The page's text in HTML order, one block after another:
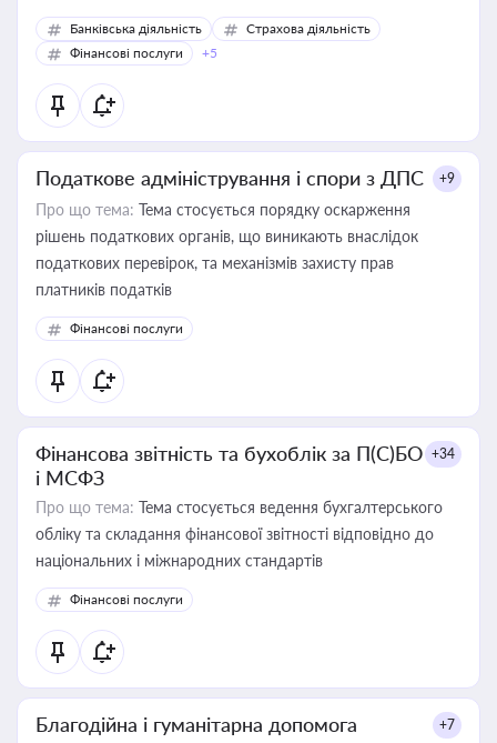
Банківська діяльність
Страхова діяльність
Фінансові послуги
+5
Податкове адміністрування і спори з ДПС +9
Про що тема: Тема стосується порядку оскарження
рішень податкових органів, що виникають внаслідок
податкових перевірок, та механізмів захисту прав
платників податків
Фінансові послуги
Фінансова звітність та бухоблік за П(С)БО
і МСФЗ
+34
Про що тема: Тема стосується ведення бухгалтерського
обліку та складання фінансової звітності відповідно до
національних і міжнародних стандартів
Фінансові послуги
Благодійна і гуманітарна допомога +7